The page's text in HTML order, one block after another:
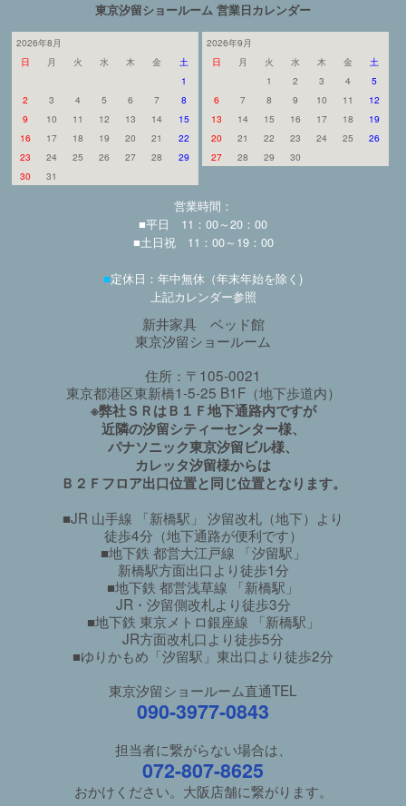
東京汐留ショールーム 営業日カレンダー
2026年8月
日
月 火 水 木 金
土
1
2
3 4 5 6 7
8
9
10 11 12 13 14
15
16
17 18 19 20 21
22
23
24 25 26 27 28
29
30
31
2026年9月
日
月 火 水 木 金
土
1
2 3 4
5
6
7 8 9 10 11
12
13
14 15 16 17 18
19
20
21 22 23 24 25
26
27
28 29 30
営業時間：
■平日 11：00～20：00
■土日祝 11：00～19：00
■定休日：年中無休（年末年始を除く)
上記カレンダー参照
新井家具 ベッド館
東京汐留ショールーム
住所：〒105-0021
東京都港区東新橋1-5-25 B1F（地下歩道内）
※弊社ＳＲはＢ１Ｆ地下通路内ですが
近隣の汐留シティーセンター様、
パナソニック東京汐留ビル様、
カレッタ汐留様からは
Ｂ２Ｆフロア出口位置と同じ位置となります。
■JR 山手線 「新橋駅」 汐留改札（地下）より
徒歩4分（地下通路が便利です）
■地下鉄 都営大江戸線 「汐留駅」
新橋駅方面出口より徒歩1分
■地下鉄 都営浅草線 「新橋駅」
JR・汐留側改札より徒歩3分
■地下鉄 東京メトロ銀座線 「新橋駅」
JR方面改札口より徒歩5分
■ゆりかもめ「汐留駅」東出口より徒歩2分
東京汐留ショールーム直通TEL
090-3977-0843
担当者に繋がらない場合は、
072-807-8625
おかけください。大阪店舗に繋がります。